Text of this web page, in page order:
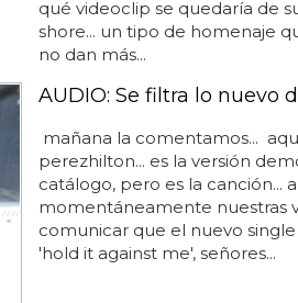
qué videoclip se quedaría de
shore... un tipo de homenaje
no dan más...
AUDIO: Se filtra lo nuevo
mañana la comentamos...
perezhilton... es la versión
catálogo, pero es la canción...
momentáneamente nuestras
comunicar que el nuevo
'hold it against me', señores...